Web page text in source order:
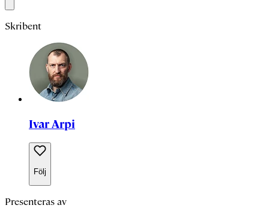
Skribent
Ivar Arpi
Följ
Presenteras av